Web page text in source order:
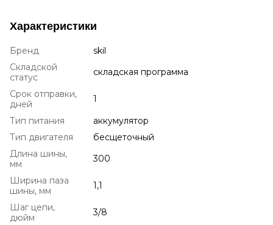
Характеристики
Бренд
skil
Складской
статус
складская программа
Срок отправки,
дней
1
Тип питания
аккумулятор
Тип двигателя
бесщеточный
Длина шины,
мм
300
Ширина паза
шины, мм
1,1
Шаг цепи,
дюйм
3/8